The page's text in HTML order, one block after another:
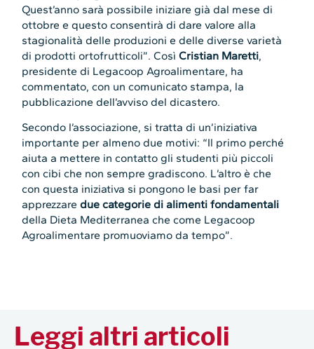
Quest’anno sarà possibile iniziare già dal mese di
ottobre e questo consentirà di dare valore alla
stagionalità delle produzioni e delle diverse varietà
di prodotti ortofrutticoli”. CosìCristian Maretti,
presidente di Legacoop Agroalimentare, ha
commentato, con un comunicato stampa, la
pubblicazione dell’avviso del dicastero.
Secondo l’associazione, si tratta di un’iniziativa
importante per almeno due motivi: “Il primo perché
aiuta a mettere in contatto gli studenti più piccoli
con cibi che non sempre gradiscono. L’altro è che
con questa iniziativa si pongono le basi per far
apprezzaredue categorie di alimenti fondamentali
della Dieta Mediterranea che come Legacoop
Agroalimentare promuoviamo da tempo”.
Leggi altri articoli